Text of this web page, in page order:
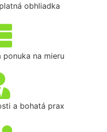
obhliadka
ponuka na mieru
a bohatá prax